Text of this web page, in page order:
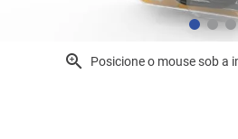
Posicione o mouse sob a